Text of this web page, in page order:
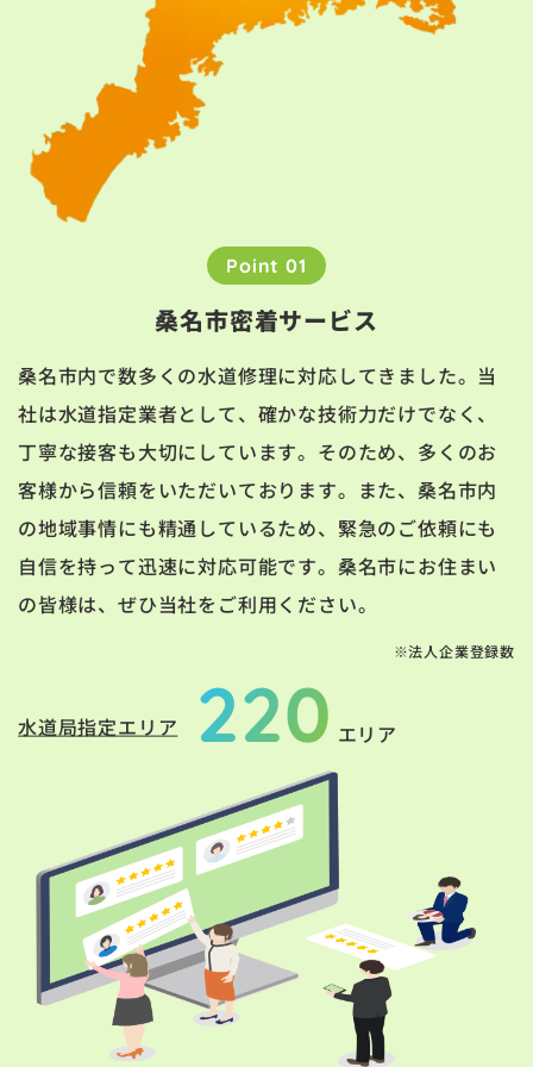
Point 01
桑名市密着サービス
桑名市内で数多くの水道修理に対応してきました。当
社は水道指定業者として、確かな技術力だけでなく、
丁寧な接客も大切にしています。そのため、多くのお
客様から信頼をいただいております。また、桑名市内
の地域事情にも精通しているため、緊急のご依頼にも
自信を持って迅速に対応可能です。桑名市にお住まい
の皆様は、ぜひ当社をご利用ください。
※法人企業登録数
水道局指定エリア 220 エリア